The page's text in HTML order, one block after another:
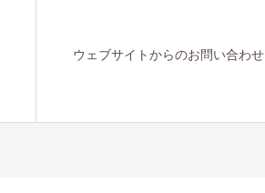
ウェブサイトからのお問い合わせ